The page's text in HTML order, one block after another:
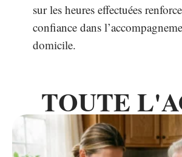
sur les heures effectuées
confiance dans
domicile.
TOUTE